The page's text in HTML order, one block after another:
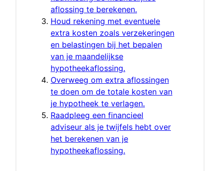
aflossing te berekenen.
Houd rekening met eventuele
extra kosten zoals verzekeringen
en belastingen bij het bepalen
van je maandelijkse
hypotheekaflossing.
Overweeg om extra aflossingen
te doen om de totale kosten van
je hypotheek te verlagen.
Raadpleeg een financieel
adviseur als je twijfels hebt over
het berekenen van je
hypotheekaflossing.